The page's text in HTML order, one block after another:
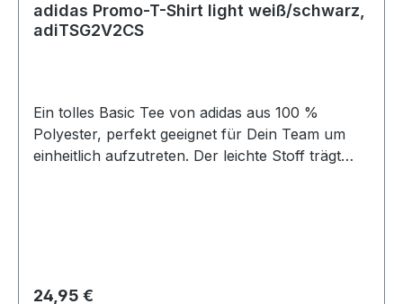
adidas Promo-T-Shirt light weiß/schwarz,
adiTSG2V2CS
Ein tolles Basic Tee von adidas aus 100 %
Polyester, perfekt geeignet für Dein Team um
einheitlich aufzutreten. Der leichte Stoff trägt
Regulärer Preis:
24,95 €